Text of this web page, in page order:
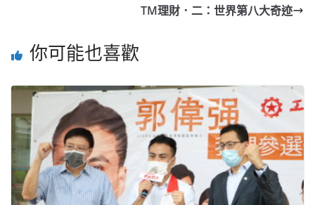
TM理財．二：世界第八大奇迹
你可能也喜歡